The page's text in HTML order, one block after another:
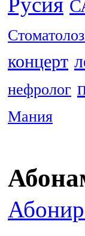
концерт
нефролог
Мания